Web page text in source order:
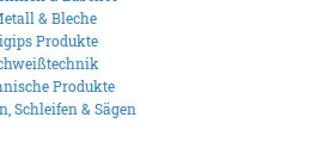
& Bleche
Produkte
Produkte
Schleifen & Sägen